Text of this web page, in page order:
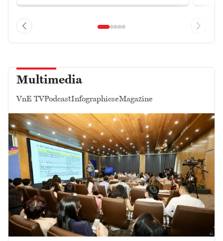
Multimedia
VnE TVPodcastInfographicseMagazine